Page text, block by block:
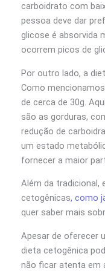
carboidrato com
pessoa deve dar
glicose é absorvida
ocorrem picos de
Por outro lado, a
Como
de cerca de 30g.
são as gorduras,
redução de
um estado
fornecer a maior
Além da tradicional,
cetogênicas, como
quer saber mais
Apesar de oferecer
dieta cetogênica
não ficar atenta em